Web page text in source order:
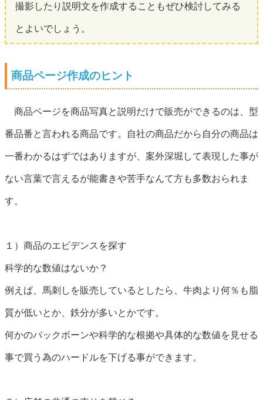
撮影したり説明文を作成することもぜひ検討してみる
とよいでしょう。
商品ページ作成のヒント
商品ページを商品写真と説明だけで販売ができるのは、型
番品番と言われる商品です。自社の商品だから自分の商品は
一番わかるはずではありますが、案外深堀して表現した事が
ない言葉で言えるが能書きや苦手なんて方も多数おられま
す。
１）商品のエビデンスを探す
科学的な数値はないか？
例えば、馬刺しを販売しているとしたら、牛肉より何％も脂
質が低いとか、鉄分が多いとかです。
何かのバックボーンや科学的な根拠や具体的な数値を見せる
事で買う為のハードルを下げる事ができます。